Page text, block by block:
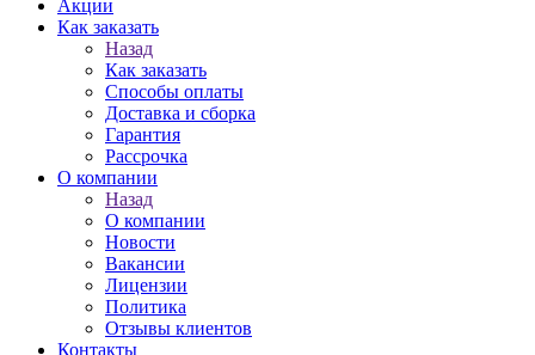
Акции
Как заказать
Назад
Как заказать
Способы оплаты
Доставка и сборка
Гарантия
Рассрочка
О компании
Назад
О компании
Новости
Вакансии
Лицензии
Политика
Отзывы клиентов
Контакты